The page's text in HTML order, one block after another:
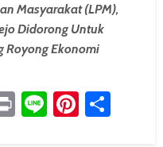
Masyarakat (LPM),
Didorong Untuk
Royong Ekonomi
PrintLine